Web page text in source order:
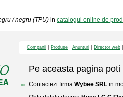
/ negru (TPU) in catalogul online de
Companii Produse Anunturi Director web
Pe aceasta pagina poti
Contactezi firma Wybee SRL in